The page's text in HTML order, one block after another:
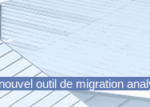
outil de migration